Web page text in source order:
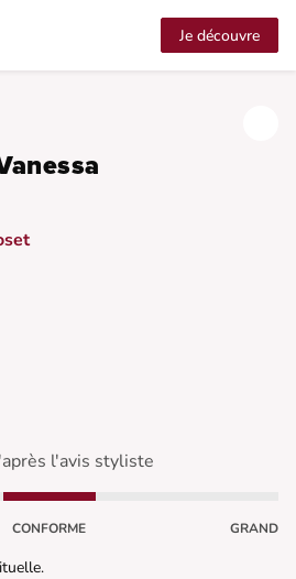
Je découvre
l'avis styliste
CONFORME GRAND